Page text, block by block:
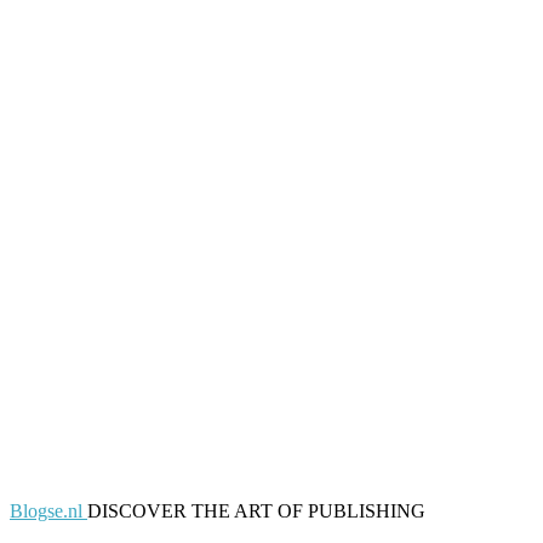
Blogse.nl DISCOVER THE ART OF PUBLISHING